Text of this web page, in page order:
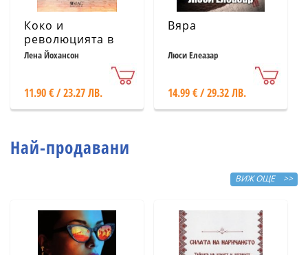
Коко и
революцията в
модата
Лена Йохансон
11.90 € / 23.27 ЛВ.
Вяра
Люси Елеазар
14.99 € / 29.32 ЛВ.
Най-продавани
ВИЖ ОЩЕ >>